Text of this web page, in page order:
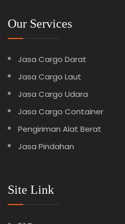
Our Services
Jasa Cargo Darat
Jasa Cargo Laut
Jasa Cargo Udara
Jasa Cargo Container
Pengiriman Alat Berat
Jasa Pindahan
Site Link